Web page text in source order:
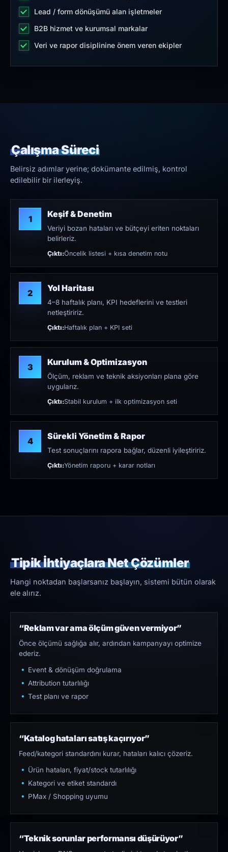
Lead / form dönüşümü alan işletmeler
B2B hizmet ve kurumsal markalar
Veri ve rapor disiplinine önem veren ekipler
Çalışma Süreci
Belirsiz adımlar yerine; dokümante edilmiş, kontrol
edilebilir bir ilerleyiş.
1 Keşif & Denetim
Veriyi bozan hataları ve bütçeyi eriten noktaları
belirleriz.
Çıktı:Öncelik listesi + kısa denetim notu
2 Yol Haritası
4–8 haftalık planı, KPI hedeflerini ve testleri
netleştiririz.
Çıktı:Haftalık plan + KPI seti
3 Kurulum & Optimizasyon
Ölçüm, reklam ve teknik aksiyonları plana göre
uygularız.
Çıktı:Stabil kurulum + ilk optimizasyon seti
4 Sürekli Yönetim & Rapor
Test sonuçlarını rapora bağlar, düzenli iyileştiririz.
Çıktı:Yönetim raporu + karar notları
Tipik İhtiyaçlara Net Çözümler
Hangi noktadan başlarsanız başlayın, sistemi bütün olarak
ele alırız.
“Reklam var ama ölçüm güven vermiyor”
Önce ölçümü sağlığa alır, ardından kampanyayı optimize
ederiz.
Event & dönüşüm doğrulama
Attribution tutarlılığı
Test planı ve rapor
“Katalog hataları satış kaçırıyor”
Feed/kategori standardını kurar, hataları kalıcı çözeriz.
Ürün hataları, fiyat/stock tutarlılığı
Kategori ve etiket standardı
PMax / Shopping uyumu
“Teknik sorunlar performansı düşürüyor”